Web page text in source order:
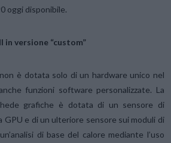
oggi disponibile.
in versione “custom”
è dotata solo di un hardware unico nel
funzioni software personalizzate. La
grafiche è dotata di un sensore di
GPU e di un ulteriore sensore sui moduli di
di base del calore mediante l’uso